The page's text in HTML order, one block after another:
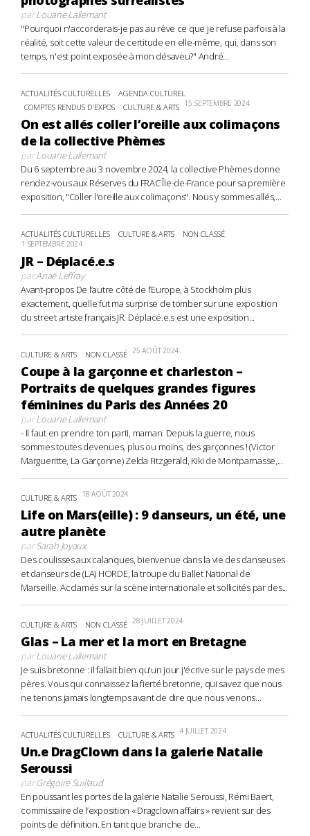
parLouane Lallemant
"Pourquoi n'accorderais-je pas au rêve ce que je refuse parfois à la
réalité, soit cette valeur de certitude en elle-même, qui, dans son
temps, n'est point exposée à mon désaveu?" André...
ACTUALITÉS CULTURELLES
AGENDA CULTUREL
COMPTES RENDUS D'EXPOS
CULTURE & ARTS 15 SEPTEMBRE 2024
On est allés coller l’oreille aux colimaçons
de la collective Phèmes
parLouane Lallemant
Du 6 septembre au 3 novembre 2024, la collective Phèmes donne
rendez-vous aux Réserves du FRAC Île-de-France pour sa première
exposition, "Coller l'oreille aux colimaçons". Nous y sommes allés,...
ACTUALITÉS CULTURELLES CULTURE & ARTS NON CLASSÉ
1 SEPTEMBRE 2024
JR – Déplacé.e.s
parAnaë Leffray
Avant-propos De l’autre côté de l’Europe, à Stockholm plus
exactement, quelle fut ma surprise de tomber sur une exposition
du street artiste français JR. Déplacé.e.s est une exposition...
CULTURE & ARTS NON CLASSÉ 25 AOÛT 2024
Coupe à la garçonne et charleston –
Portraits de quelques grandes figures
féminines du Paris des Années 20
parLouane Lallemant
- Il faut en prendre ton parti, maman. Depuis la guerre, nous
sommes toutes devenues, plus ou moins, des garçonnes ! (Victor
Margueritte, La Garçonne) Zelda Fitzgerald, Kiki de Montparnasse,...
CULTURE & ARTS 18 AOÛT 2024
Life on Mars(eille) : 9 danseurs, un été, une
autre planète
parSarah Joyaux
Des coulisses aux calanques, bienvenue dans la vie des danseuses
et danseurs de (LA) HORDE, la troupe du Ballet National de
Marseille. Acclamés sur la scène internationale et sollicités par des...
CULTURE & ARTS NON CLASSÉ 28 JUILLET 2024
Glas – La mer et la mort en Bretagne
parLouane Lallemant
Je suis bretonne : il fallait bien qu'un jour j'écrive sur le pays de mes
pères. Vous qui connaissez la fierté bretonne, qui savez que nous
ne tenons jamais longtemps avant de dire que nous venons...
ACTUALITÉS CULTURELLES CULTURE & ARTS 4 JUILLET 2024
Un.e DragClown dans la galerie Natalie
Seroussi
parGrégoire Suillaud
En poussant les portes de la galerie Natalie Seroussi, Rémi Baert,
commissaire de l’exposition « Dragclown affairs » revient sur des
points de définition. En tant que branche de...